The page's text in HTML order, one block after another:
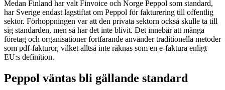
Medan Finland har valt Finvoice och Norge Peppol som standard,
har Sverige endast lagstiftat om Peppol för fakturering till offentlig
sektor. Förhoppningen var att den privata sektorn också skulle ta till
sig standarden, men så har det inte blivit. Det innebär att många
företag och organisationer fortfarande använder traditionella metoder
som pdf-fakturor, vilket alltså inte räknas som en e-faktura enligt
EU:s definition.
Peppol väntas bli gällande standard